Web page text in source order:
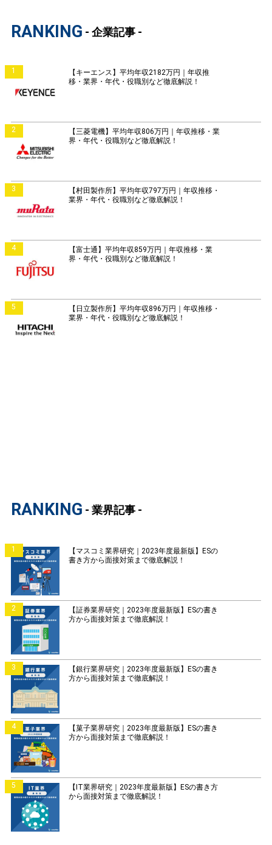
RANKING - 企業記事 -
1
【キーエンス】平均年収2182万円｜年収推
移・業界・年代・役職別など徹底解説！
2
【三菱電機】平均年収806万円｜年収推移・業
界・年代・役職別など徹底解説！
3
【村田製作所】平均年収797万円｜年収推移・
業界・年代・役職別など徹底解説！
4
【富士通】平均年収859万円｜年収推移・業
界・年代・役職別など徹底解説！
5
【日立製作所】平均年収896万円｜年収推移・
業界・年代・役職別など徹底解説！
RANKING - 業界記事 -
1
【マスコミ業界研究｜2023年度最新版】ESの
書き方から面接対策まで徹底解説！
2
【証券業界研究｜2023年度最新版】ESの書き
方から面接対策まで徹底解説！
3
【銀行業界研究｜2023年度最新版】ESの書き
方から面接対策まで徹底解説！
4
【菓子業界研究｜2023年度最新版】ESの書き
方から面接対策まで徹底解説！
5
【IT業界研究｜2023年度最新版】ESの書き方
から面接対策まで徹底解説！